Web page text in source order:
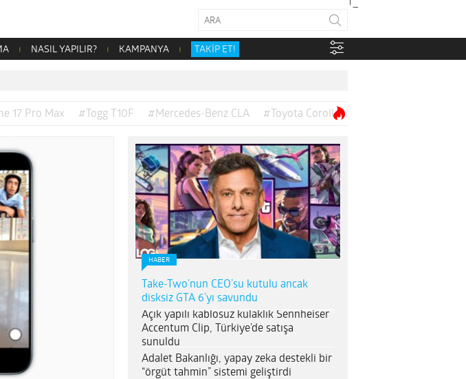
NASIL YAPILIR? KAMPANYA TAKİP ET!
17 Pro Max #Togg T10F #Mercedes-Benz CLA #Toyota Corolla
HABER
Take-Two’nun CEO’su kutulu ancak
disksiz GTA 6’yı savundu
Açık yapılı kablosuz kulaklık Sennheiser
Accentum Clip, Türkiye’de satışa
sunuldu
Adalet Bakanlığı, yapay zeka destekli bir
“örgüt tahmin” sistemi geliştirdi